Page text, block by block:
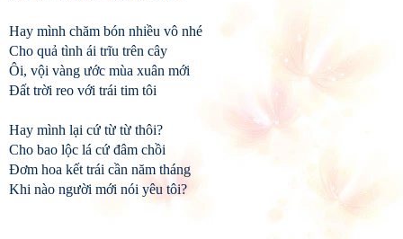
Hay mình chăm bón nhiều vô nhé
Cho quả tình ái trĩu trên cây
Ôi, vội vàng ước mùa xuân mới
Đất trời reo với trái tim tôi
Hay mình lại cứ từ từ thôi?
Cho bao lộc lá cứ đâm chồi
Đơm hoa kết trái cần năm tháng
Khi nào người mới nói yêu tôi?